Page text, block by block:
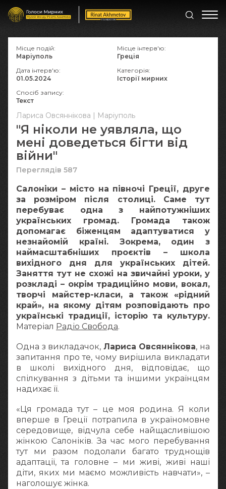
Лариса Овсяннікова | Маріуполь
"Я ніколи не уявляла, що
мені доведеться бігти від
війни"
Переглядів 587
Салоніки – місто на півночі Греції, друге
за розміром після столиці. Саме тут
перебуває одна з найпотужніших
українських громад. Громада також
допомагає біженцям адаптуватися у
незнайомій країні. Зокрема, один з
наймасштабніших проєктів – школа
вихідного дня для українських дітей.
Заняття тут не схожі на звичайні уроки, у
розкладі – окрім традиційно мови, вокал,
творчі майстер-класи, а також «рідний
край», на якому дітям розповідають про
українські традиції, історію та культуру.
Матеріал Радіо Свобода.
Одна з викладачок, Лариса Овсяннікова, на
запитання про те, чому вирішила викладати
в школі вихідного дня, відповідає, що
спілкування з дітьми та іншими українцям
надихає її.
«Ця громада тут – це моя родина. Я коли
вперше в Греції потрапила в україномовне
середовище, відчула себе найщасливішою
жінкою Салоніків. За час мого перебування
тут ми разом подолали багато труднощів
адаптації, та головне – ми живі, живі наші
діти, яких ми маємо можливість навчати», –
наголошує жінка.
Місце подій:
Маріуполь
Місце інтерв'ю:
Греція
Дата інтерв'ю:
01.05.2024
Категорія:
Історії мирних
Спосіб запису:
Текст